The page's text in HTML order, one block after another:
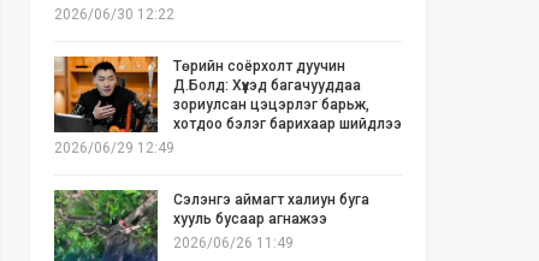
2026/06/30 12:22
Төрийн соёрхолт дуучин
Д.Болд: Хүүхэд багачууддаа
зориулсан цэцэрлэг барьж,
хотдоо бэлэг барихаар шийдлээ
2026/06/29 12:49
Сэлэнгэ аймагт халиун буга
хууль бусаар агнажээ
2026/06/26 11:49